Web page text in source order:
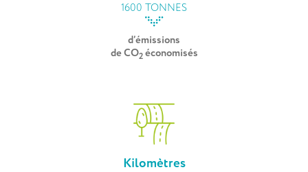
1600 TONNES
d’émissions
de CO2économisés
Kilomètres